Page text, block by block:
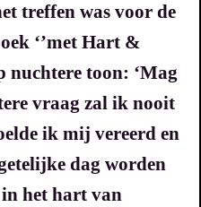
treffen was voor de
‘’met Hart &
nuchtere toon: ‘Mag
vraag zal ik nooit
ik mij vereerd en
dag worden
het hart van